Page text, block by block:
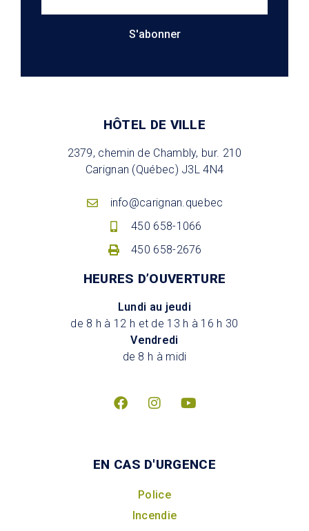
S'abonner
HÔTEL DE VILLE
2379, chemin de Chambly, bur. 210
Carignan (Québec) J3L 4N4
info@carignan.quebec
450 658-1066
450 658-2676
HEURES D’OUVERTURE
Lundi au jeudi
de 8 h à 12 h et de 13 h à 16 h 30
Vendredi
de 8 h à midi
EN CAS D'URGENCE
Police
Incendie